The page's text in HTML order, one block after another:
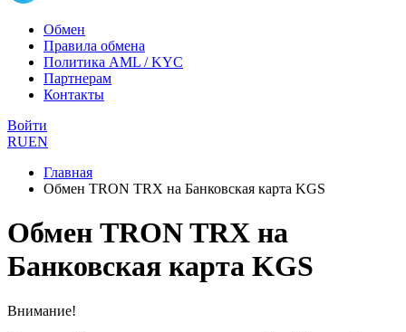
Обмен
Правила обмена
Политика AML / KYC
Партнерам
Контакты
Войти
RUEN
Главная
Обмен TRON TRX на Банковская карта KGS
Обмен TRON TRX на
Банковская карта KGS
Внимание!